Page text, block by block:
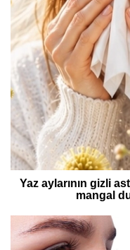
Yaz aylarının gizli
mangal